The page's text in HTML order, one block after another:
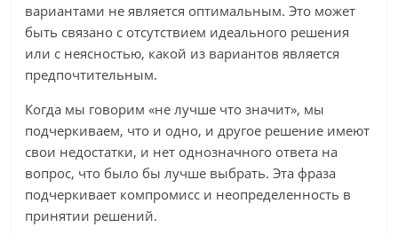
вариантами не является оптимальным. Это может
быть связано с отсутствием идеального решения
или с неясностью, какой из вариантов является
предпочтительным.
Когда мы говорим «не лучше что значит», мы
подчеркиваем, что и одно, и другое решение имеют
свои недостатки, и нет однозначного ответа на
вопрос, что было бы лучше выбрать. Эта фраза
подчеркивает компромисс и неопределенность в
принятии решений.